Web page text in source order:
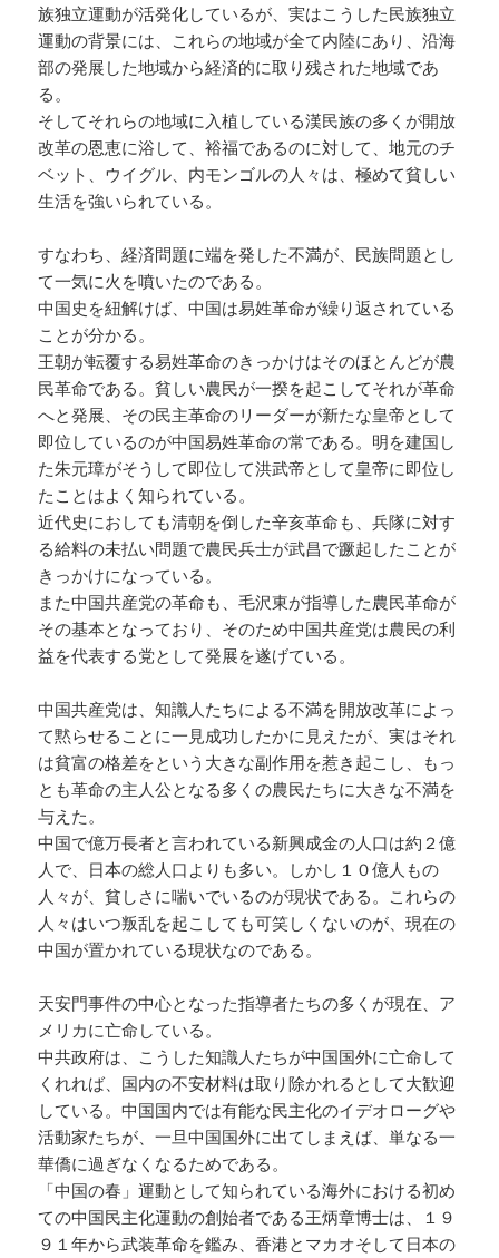
族独立運動が活発化しているが、実はこうした民族独立
運動の背景には、これらの地域が全て内陸にあり、沿海
部の発展した地域から経済的に取り残された地域であ
る。
そしてそれらの地域に入植している漢民族の多くが開放
改革の恩恵に浴して、裕福であるのに対して、地元のチ
ベット、ウイグル、内モンゴルの人々は、極めて貧しい
生活を強いられている。
すなわち、経済問題に端を発した不満が、民族問題とし
て一気に火を噴いたのである。
中国史を紐解けば、中国は易姓革命が繰り返されている
ことが分かる。
王朝が転覆する易姓革命のきっかけはそのほとんどが農
民革命である。貧しい農民が一揆を起こしてそれが革命
へと発展、その民主革命のリーダーが新たな皇帝として
即位しているのが中国易姓革命の常である。明を建国し
た朱元璋がそうして即位して洪武帝として皇帝に即位し
たことはよく知られている。
近代史におしても清朝を倒した辛亥革命も、兵隊に対す
る給料の未払い問題で農民兵士が武昌で蹶起したことが
きっかけになっている。
また中国共産党の革命も、毛沢東が指導した農民革命が
その基本となっており、そのため中国共産党は農民の利
益を代表する党として発展を遂げている。
中国共産党は、知識人たちによる不満を開放改革によっ
て黙らせることに一見成功したかに見えたが、実はそれ
は貧富の格差をという大きな副作用を惹き起こし、もっ
とも革命の主人公となる多くの農民たちに大きな不満を
与えた。
中国で億万長者と言われている新興成金の人口は約２億
人で、日本の総人口よりも多い。しかし１０億人もの
人々が、貧しさに喘いでいるのが現状である。これらの
人々はいつ叛乱を起こしても可笑しくないのが、現在の
中国が置かれている現状なのである。
天安門事件の中心となった指導者たちの多くが現在、ア
メリカに亡命している。
中共政府は、こうした知識人たちが中国国外に亡命して
くれれば、国内の不安材料は取り除かれるとして大歓迎
している。中国国内では有能な民主化のイデオローグや
活動家たちが、一旦中国国外に出てしまえば、単なる一
華僑に過ぎなくなるためである。
「中国の春」運動として知られている海外における初め
ての中国民主化運動の創始者である王炳章博士は、１９
９１年から武装革命を鑑み、香港とマカオそして日本の